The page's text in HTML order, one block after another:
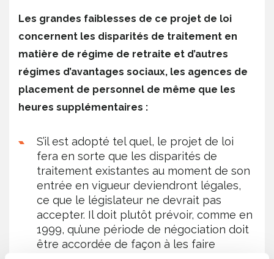
Les grandes faiblesses de ce projet de loi
concernent les disparités de traitement en
matière de régime de retraite et d’autres
régimes d’avantages sociaux, les agences de
placement de personnel de même que les
heures supplémentaires :
S’il est adopté tel quel, le projet de loi
fera en sorte que les disparités de
traitement existantes au moment de son
entrée en vigueur deviendront légales,
ce que le législateur ne devrait pas
accepter. Il doit plutôt prévoir, comme en
1999, qu’une période de négociation doit
être accordée de façon à les faire